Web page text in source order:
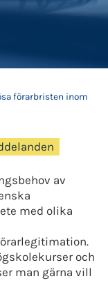
förarbristen inom
av
med olika
och
man gärna vill